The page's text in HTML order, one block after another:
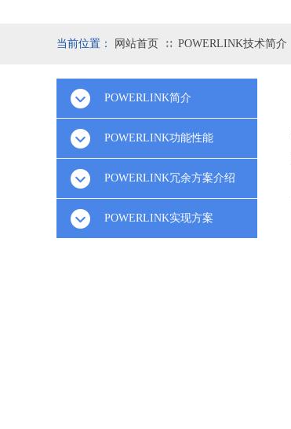
网站首页 ∷ POWERLINK技术简介
当前位置：
POWERLINK简介
POWERLINK功能性能
POWERLINK冗余方案介绍
POWERLINK实现方案